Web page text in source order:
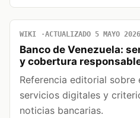
WIKI ACTUALIZADO 5 MAYO 2026
Banco de Venezuela:
y cobertura
Referencia editorial sobre
servicios digitales y
noticias bancarias.